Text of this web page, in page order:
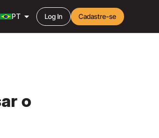
PT arrow_drop_down Log In Cadastre-se
o